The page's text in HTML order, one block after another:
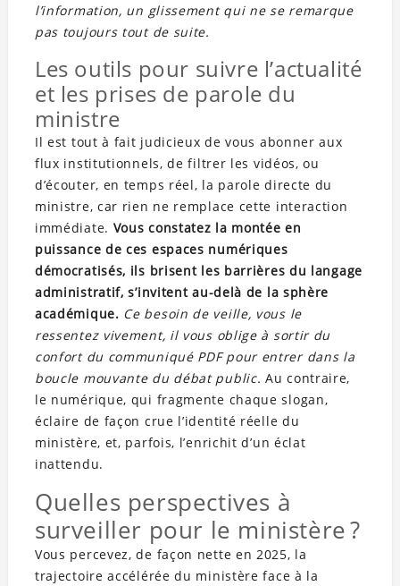
l’information, un glissement qui ne se remarque
pas toujours tout de suite.
Les outils pour suivre l’actualité
et les prises de parole du
ministre
Il est tout à fait judicieux de vous abonner aux
flux institutionnels, de filtrer les vidéos, ou
d’écouter, en temps réel, la parole directe du
ministre, car rien ne remplace cette interaction
immédiate. Vous constatez la montée en
puissance de ces espaces numériques
démocratisés, ils brisent les barrières du langage
administratif, s’invitent au-delà de la sphère
académique. Ce besoin de veille, vous le
ressentez vivement, il vous oblige à sortir du
confort du communiqué PDF pour entrer dans la
boucle mouvante du débat public. Au contraire,
le numérique, qui fragmente chaque slogan,
éclaire de façon crue l’identité réelle du
ministère, et, parfois, l’enrichit d’un éclat
inattendu.
Quelles perspectives à
surveiller pour le ministère ?
Vous percevez, de façon nette en 2025, la
trajectoire accélérée du ministère face à la